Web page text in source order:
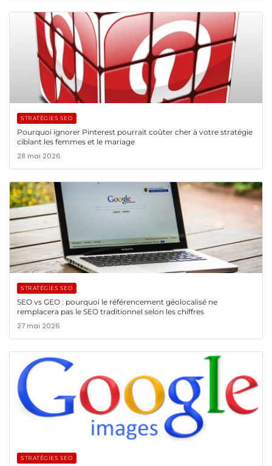
STRATÉGIES SEO
Pourquoi ignorer Pinterest pourrait coûter cher à votre stratégie
ciblant les femmes et le mariage
28 mai 2026
STRATÉGIES SEO
SEO vs GEO : pourquoi le référencement géolocalisé ne
remplacera pas le SEO traditionnel selon les chiffres
27 mai 2026
STRATÉGIES SEO